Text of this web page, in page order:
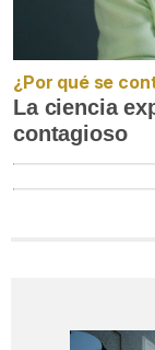
¿Por qué se
La ciencia
contagioso